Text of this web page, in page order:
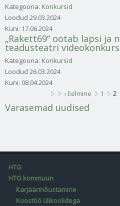
Kategooria: Konkursid
Loodud 29.03.2024
Kuni: 17.06.2024
„Rakett69“ ootab lapsi ja
teadusteatri
Kategooria: Konkursid
Loodud 26.03.2024
Kuni: 08.04.2024
‹ Eelmine 1 2
Varasemad uudised
HTG
HTG kommuun
Karjäärinõustamine
Koostöö ülikoolidega